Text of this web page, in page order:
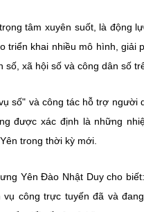
tâm xuyên suốt, là động
triển khai nhiều mô hình,
xã hội số và công dân số
số" và công tác hỗ trợ
được xác định là những
trong thời kỳ mới.
Yên Đào Nhật Duy cho
công trực tuyến đã và